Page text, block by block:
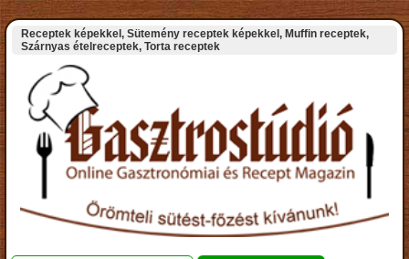
Receptek képekkel, Sütemény receptek képekkel, Muffin receptek,
Szárnyas ételreceptek, Torta receptek